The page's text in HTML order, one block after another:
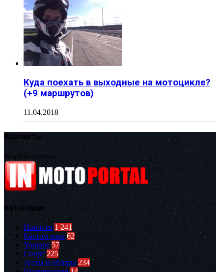
Куда поехать в выходные на мотоцикле?
(+9 маршрутов)
11.04.2018
Контакты
info@in-moto.ru
Категории
Новости 1 241
Кастом зона 62
Youtube 57
Спорт 225
Тесты и обзоры 234